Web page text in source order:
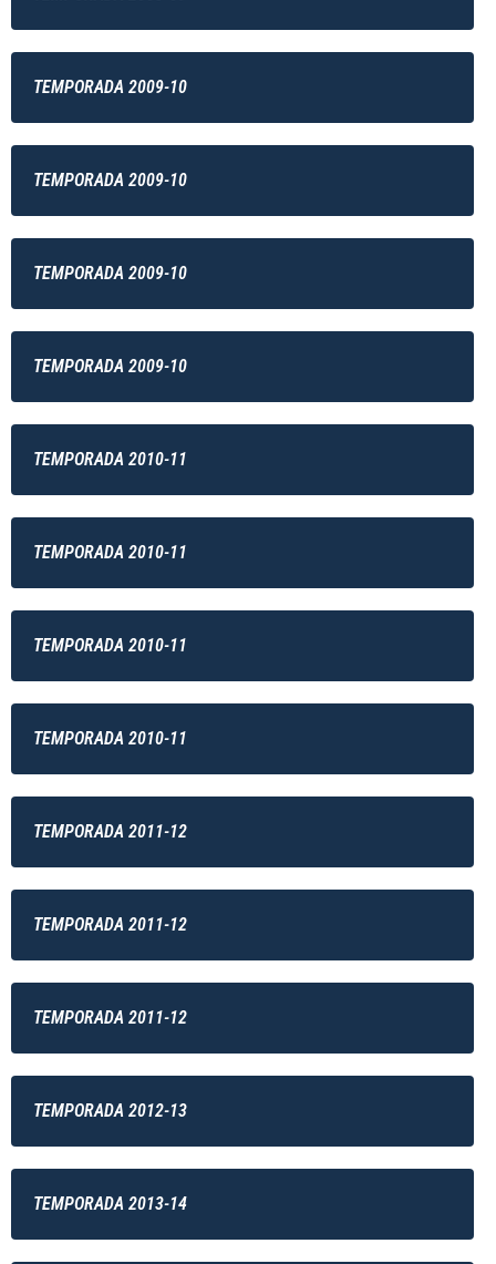
TEMPORADA 2009-10
TEMPORADA 2009-10
TEMPORADA 2009-10
TEMPORADA 2009-10
TEMPORADA 2010-11
TEMPORADA 2010-11
TEMPORADA 2010-11
TEMPORADA 2010-11
TEMPORADA 2011-12
TEMPORADA 2011-12
TEMPORADA 2011-12
TEMPORADA 2012-13
TEMPORADA 2013-14